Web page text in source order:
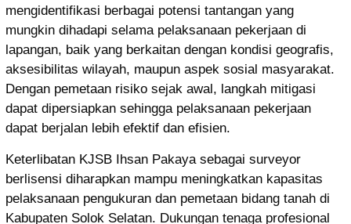
mengidentifikasi berbagai potensi tantangan yang
mungkin dihadapi selama pelaksanaan pekerjaan di
lapangan, baik yang berkaitan dengan kondisi geografis,
aksesibilitas wilayah, maupun aspek sosial masyarakat.
Dengan pemetaan risiko sejak awal, langkah mitigasi
dapat dipersiapkan sehingga pelaksanaan pekerjaan
dapat berjalan lebih efektif dan efisien.
Keterlibatan KJSB Ihsan Pakaya sebagai surveyor
berlisensi diharapkan mampu meningkatkan kapasitas
pelaksanaan pengukuran dan pemetaan bidang tanah di
Kabupaten Solok Selatan. Dukungan tenaga profesional